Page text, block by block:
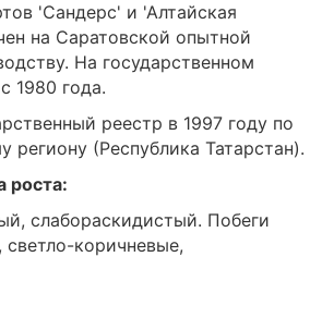
'Сандерс' и 'Алтайская
на Саратовской опытной
На государственном
1980 года.
реестр в 1997 году по
региону (Республика Татарстан).
роста:
слабораскидистый. Побеги
коричневые,